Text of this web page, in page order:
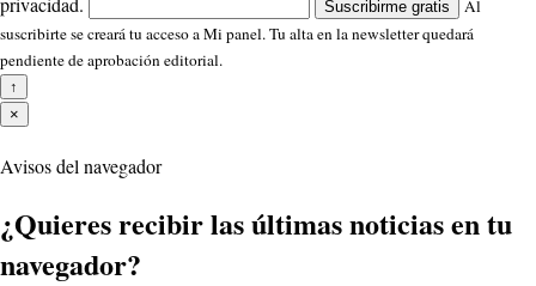
Suscribirme gratis
Al
suscribirte se creará tu acceso a Mi panel. Tu alta en la newsletter quedará
pendiente de aprobación editorial.
↑
×
Avisos del navegador
¿Quieres recibir las últimas noticias en tu
navegador?